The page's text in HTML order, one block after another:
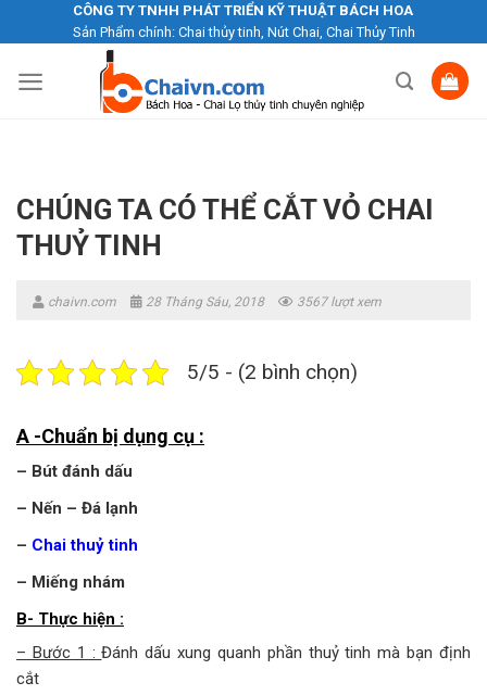
to
content
CÔNG TY TNHH PHÁT TRIỂN KỸ THUẬT BÁCH HOA
Sản Phẩm chính: Chai thủy tinh, Nút Chai, Chai Thủy Tinh
CHÚNG TA CÓ THỂ CẮT VỎ CHAI
THUỶ TINH
chaivn.com 28 Tháng Sáu, 2018 3567 lượt xem
5/5 - (2 bình chọn)
A -Chuẩn bị dụng cụ :
– Bút đánh dấu
– Nến – Đá lạnh
– Chai thuỷ tinh
– Miếng nhám
B- Thực hiện :
– Bước 1 :Đánh dấu xung quanh phần thuỷ tinh mà bạn định
cắt